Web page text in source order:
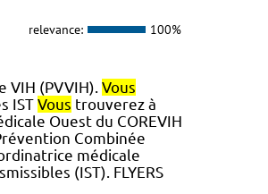
relevance: 100%
VIH (PVVIH). Vous
IST Vous trouverez à
Ouest du COREVIH
Combinée
médicale
(IST). FLYERS